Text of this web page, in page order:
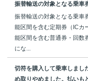
振替輸送の対象となる乗車
振替輸送の対象となる乗車
能区間を含む定期券（ICカ
能区間を含む普通券・回数
にな...
切符を購入して乗車しまし
め取りやめました。払いも